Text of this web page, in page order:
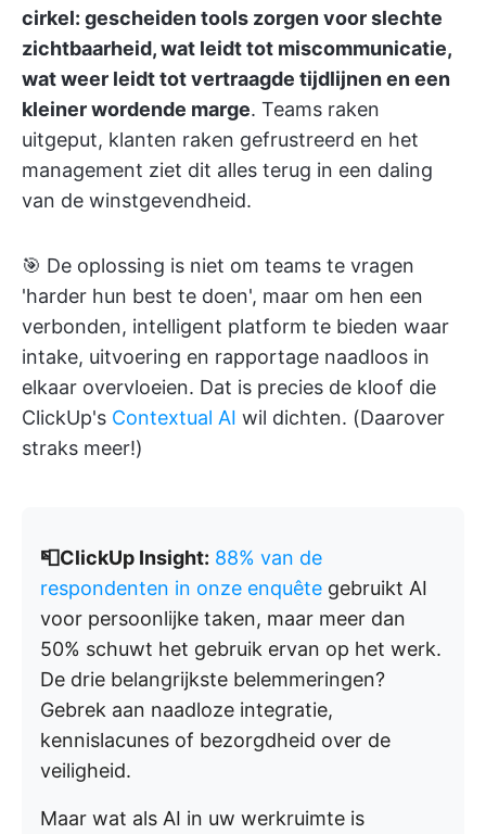
cirkel: gescheiden tools zorgen voor slechte
zichtbaarheid, wat leidt tot miscommunicatie,
wat weer leidt tot vertraagde tijdlijnen en een
kleiner wordende marge. Teams raken
uitgeput, klanten raken gefrustreerd en het
management ziet dit alles terug in een daling
van de winstgevendheid.
🎯 De oplossing is niet om teams te vragen
'harder hun best te doen', maar om hen een
verbonden, intelligent platform te bieden waar
intake, uitvoering en rapportage naadloos in
elkaar overvloeien. Dat is precies de kloof die
ClickUp's Contextual AI wil dichten. (Daarover
straks meer!)
📮ClickUp Insight: 88% van de
respondenten in onze enquête gebruikt AI
voor persoonlijke taken, maar meer dan
50% schuwt het gebruik ervan op het werk.
De drie belangrijkste belemmeringen?
Gebrek aan naadloze integratie,
kennislacunes of bezorgdheid over de
veiligheid.
Maar wat als AI in uw werkruimte is